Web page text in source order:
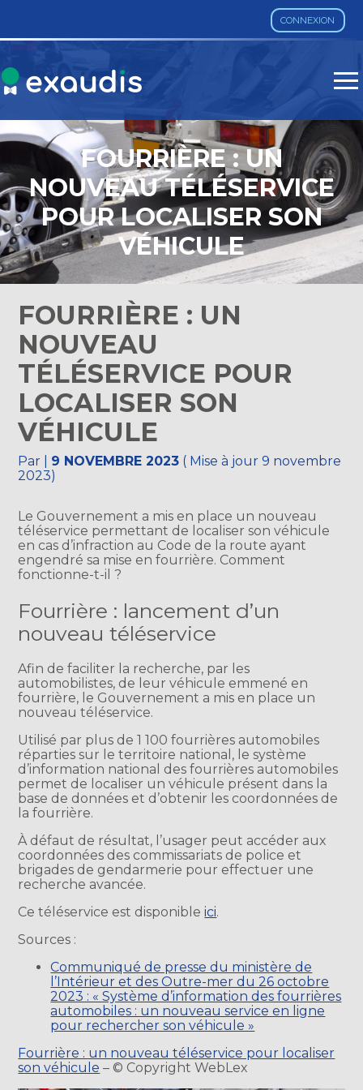
CONNEXION
Aller
FOURRIÈRE : UN
NOUVEAU TÉLÉSERVICE
POUR LOCALISER SON
VÉHICULE
FOURRIÈRE : UN
NOUVEAU
TÉLÉSERVICE POUR
LOCALISER SON
VÉHICULE
Par 9 NOVEMBRE 2023 ( Mise à jour 9 novembre
2023)
Le Gouvernement a mis en place un nouveau
téléservice permettant de localiser son véhicule
en cas d’infraction au Code de la route ayant
engendré sa mise en fourrière. Comment
fonctionne-t-il ?
Fourrière : lancement d’un
nouveau téléservice
Afin de faciliter la recherche, par les
automobilistes, de leur véhicule emmené en
fourrière, le Gouvernement a mis en place un
nouveau téléservice.
Utilisé par plus de 1 100 fourrières automobiles
réparties sur le territoire national, le système
d’information national des fourrières automobiles
permet de localiser un véhicule présent dans la
base de données et d’obtenir les coordonnées de
la fourrière.
À défaut de résultat, l’usager peut accéder aux
coordonnées des commissariats de police et
brigades de gendarmerie pour effectuer une
recherche avancée.
Ce téléservice est disponibleici.
Sources :
Communiqué de presse du ministère de
l’Intérieur et des Outre-mer du 26 octobre
2023 : « Système d’information des fourrières
automobiles : un nouveau service en ligne
pour rechercher son véhicule »
Fourrière : un nouveau téléservice pour localiser
son véhicule – © Copyright WebLex